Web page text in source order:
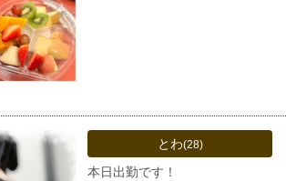
とわ(28)
本日出勤です！